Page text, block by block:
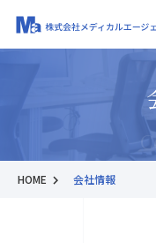
HOME 会社情報